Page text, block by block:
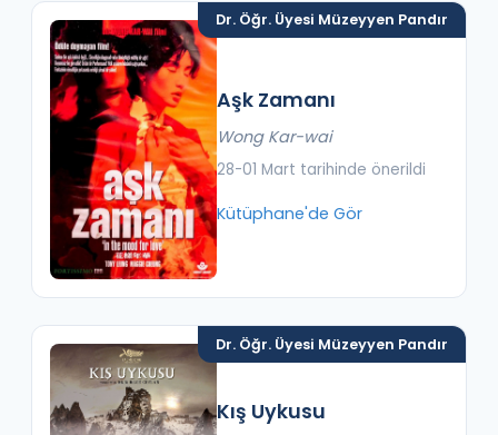
Dr. Öğr. Üyesi Müzeyyen Pandır
Aşk Zamanı
Wong Kar-wai
28-01 Mart tarihinde önerildi
Kütüphane'de Gör
Dr. Öğr. Üyesi Müzeyyen Pandır
Kış Uykusu